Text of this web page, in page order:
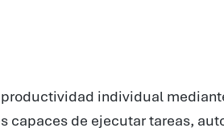
individual
capaces de ejecutar tareas,